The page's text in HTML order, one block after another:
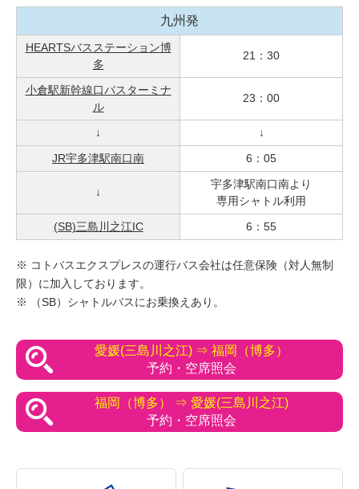
九州発
HEARTSバスステーション博
多
21：30
小倉駅新幹線口バスターミナ
ル
23：00
↓ ↓
JR宇多津駅南口南 6：05
↓
宇多津駅南口南より
専用シャトル利用
(SB)三島川之江IC 6：55
※ コトバスエクスプレスの運行バス会社は任意保険（対人無制
限）に加入しております。
※ （SB）シャトルバスにお乗換えあり。
愛媛(三島川之江) ⇒ 福岡（博多）
予約・空席照会
福岡（博多） ⇒ 愛媛(三島川之江)
予約・空席照会